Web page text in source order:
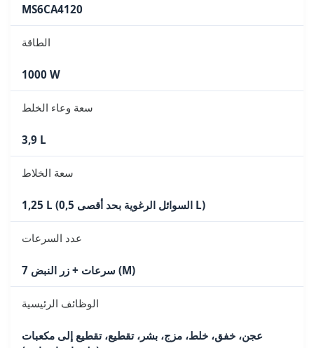
MS6CA4120
الطاقة
1000 W
سعة وعاء الخلط
3,9 L
سعة الخلاط
1,25 L (السوائل الرغوية بحد أقصى 0,5 L)
عدد السرعات
7 سرعات + زر النبض (M)
الوظائف الرئيسية
عجن، خفق، خلط، مزج، بشر، تقطيع، تقطيع إلى مكعبات